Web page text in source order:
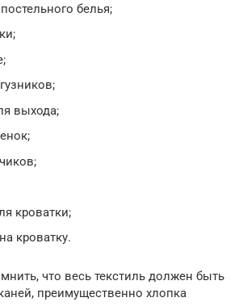
белья;
выхода;
кроватки;
кроватку.
что весь текстиль должен быть
преимущественно хлопка